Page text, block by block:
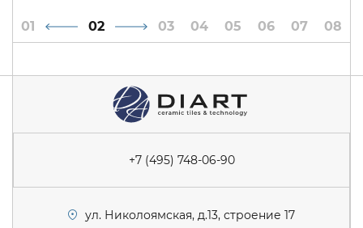
1 2 3 4 5 6 7 8
+7 (495) 748-06-90
ул. Николоямская, д.13, строение 17